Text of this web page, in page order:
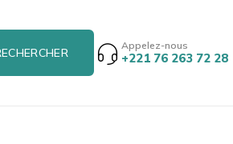
Appelez-nous
+221 76 263 72 28